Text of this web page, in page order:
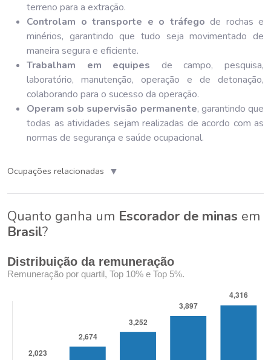
terreno para a extração.
Controlam o transporte e o tráfego de rochas e
minérios, garantindo que tudo seja movimentado de
maneira segura e eficiente.
Trabalham em equipes de campo, pesquisa,
laboratório, manutenção, operação e de detonação,
colaborando para o sucesso da operação.
Operam sob supervisão permanente, garantindo que
todas as atividades sejam realizadas de acordo com as
normas de segurança e saúde ocupacional.
Ocupações relacionadas ▼
Quanto ganha um Escorador de minas em
Brasil?
Distribuição da remuneração
Remuneração por quartil, Top 10% e Top 5%.